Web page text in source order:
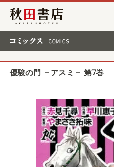
秋田書店
優駿の門 －アスミ－ 第7巻